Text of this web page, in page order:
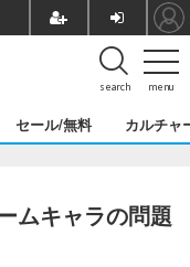
menu
search
セール/無料 カルチャ
ムキャラの問題